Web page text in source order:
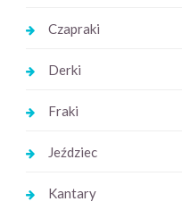
Czapraki
Derki
Fraki
Jeździec
Kantary